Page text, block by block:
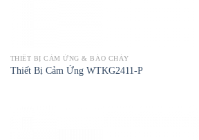
THIẾT BỊ CẢM ỨNG & BÁO CHÁY
Thiết Bị Cảm Ứng WTKG2411-P